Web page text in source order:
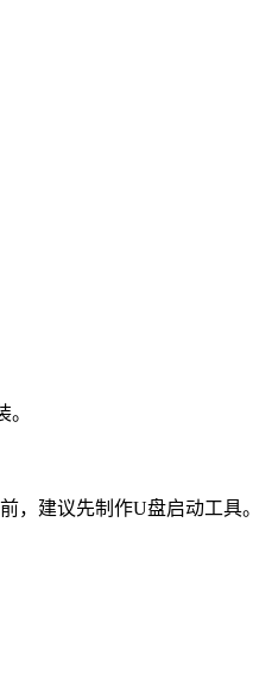
建议先制作U盘启动工具。